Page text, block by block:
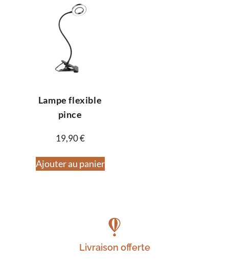
Lampe flexible
pince
19,90€
Ajouter au panier
Livraison offerte